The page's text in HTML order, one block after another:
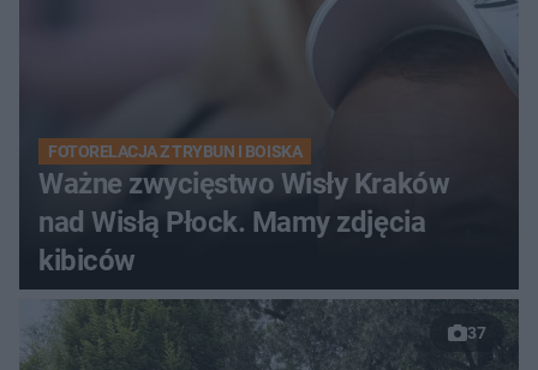
FOTORELACJA Z TRYBUN I BOISKA
Ważne zwycięstwo Wisły Kraków
nad Wisłą Płock. Mamy zdjęcia
kibiców
37